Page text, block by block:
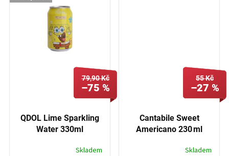
79,90 Kč
–75 %
QDOL Lime Sparkling
Water 330ml
Skladem
55 Kč
–27 %
Cantabile Sweet
Americano 230 ml
Skladem